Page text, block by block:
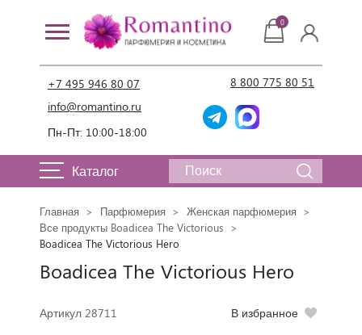
+7 495 946 80 07
info@romantino.ru
Пн-Пт: 10:00-18:00
8 800 775 80 51
0
Каталог
Главная Парфюмерия
Женская парфюмерия
Все продукты Boadicea The Victorious
Boadicea The Victorious Hero
Boadicea The Victorious Hero
Артикул 28711 В избранное